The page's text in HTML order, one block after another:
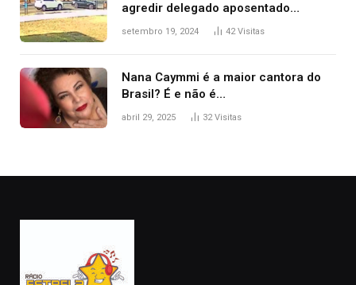
agredir delegado aposentado
durante confusão no trânsito
setembro 19, 2024 42Visitas
Nana Caymmi é a maior cantora do
Brasil? É e não é…
abril 29, 2025 32Visitas